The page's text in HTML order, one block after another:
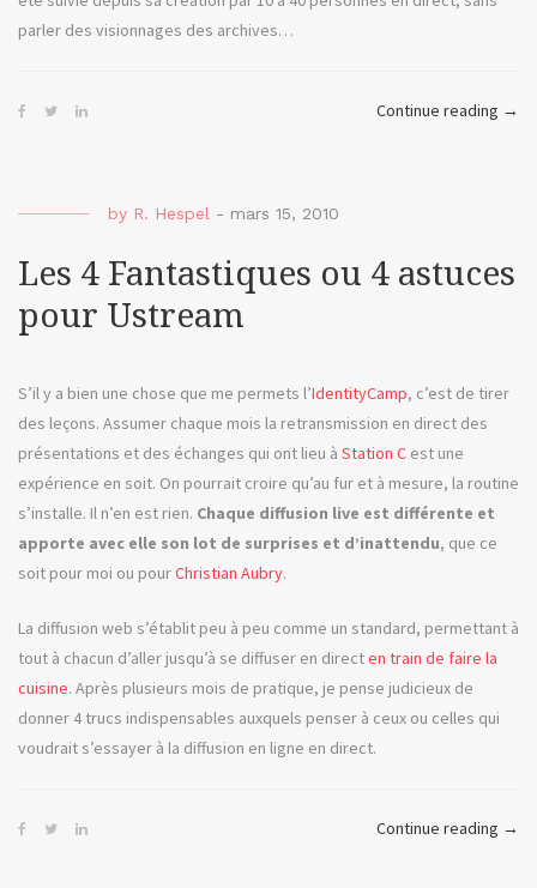
parler des visionnages des archives…
Continue reading « Le
live
→
by R. Hespel - mars 15, 2010
Les 4 Fantastiques ou 4 astuces
pour Ustream
S’il y a bien une chose que me permets l’IdentityCamp, c’est de tirer
des leçons. Assumer chaque mois la retransmission en direct des
présentations et des échanges qui ont lieu à Station C est une
expérience en soit. On pourrait croire qu’au fur et à mesure, la routine
s’installe. Il n’en est rien. Chaque diffusion live est différente et
apporte avec elle son lot de surprises et d’inattendu, que ce
soit pour moi ou pourChristian Aubry.
La diffusion web s’établit peu à peu comme un standard, permettant à
tout à chacun d’aller jusqu’à se diffuser en directen train de faire la
cuisine. Après plusieurs mois de pratique, je pense judicieux de
donner 4 trucs indispensables auxquels penser à ceux ou celles qui
voudrait s’essayer à la diffusion en ligne en direct.
Continue reading « Les
→